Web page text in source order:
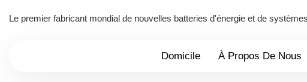
Le premier fabricant mondial de nouvelles batteries d'énergie et de
Domicile À Propos De Nous